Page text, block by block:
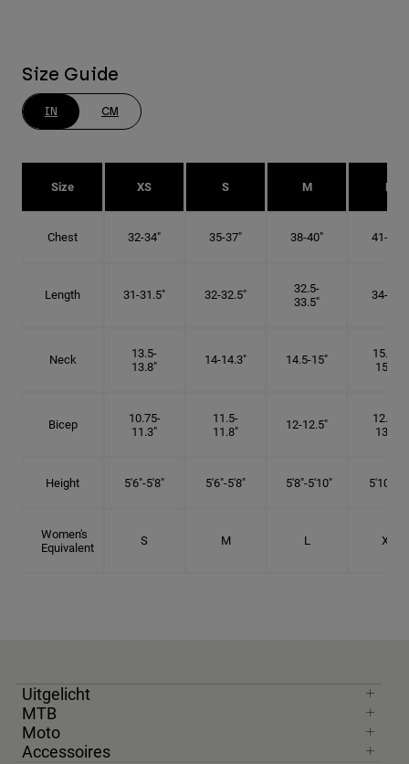
Size Guide
IN CM
Size XS S M L
Chest 32-34" 35-37" 38-40" 41-43"
Length 31-31.5" 32-32.5"
32.5-
33.5"
34-35"
Neck
13.5-
13.8"
14-14.3" 14.5-15"
15.25-
15.5"
Bicep
10.75-
11.3"
11.5-
11.8"
12-12.5"
12.75-
13.3"
Height 5'6"-5'8" 5'6"-5'8" 5'8"-5'10" 5'10"- 6'
Women's
Equivalent
S M L XL
Uitgelicht
MTB
Moto
Accessoires